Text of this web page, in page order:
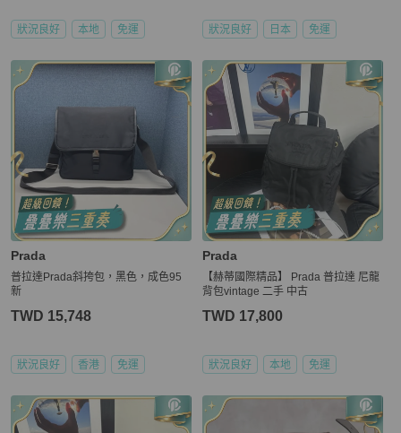
狀況良好 本地 免運 狀況良好 日本 免運
Prada
普拉達Prada斜挎包，黑色，成色95
新
TWD 15,748
狀況良好 香港 免運
Prada
【赫蒂國際精品】 Prada 普拉達 尼龍
背包vintage 二手 中古
TWD 17,800
狀況良好 本地 免運